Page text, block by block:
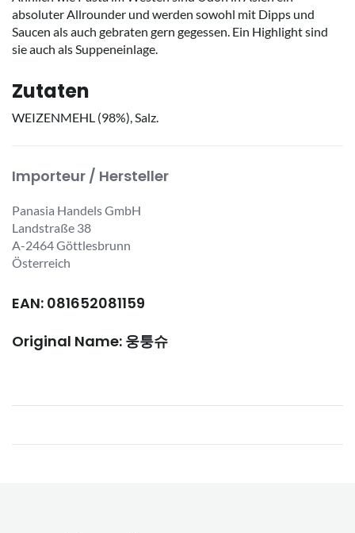
absoluter Allrounder und werden sowohl mit Dipps und
Saucen als auch gebraten gern gegessen. Ein Highlight sind
sie auch als Suppeneinlage.
Zutaten
WEIZENMEHL (98%), Salz.
Importeur / Hersteller
Panasia Handels GmbH
Landstraße 38
A-2464 Göttlesbrunn
Österreich
EAN: 081652081159
Original Name: 웅퉁슈